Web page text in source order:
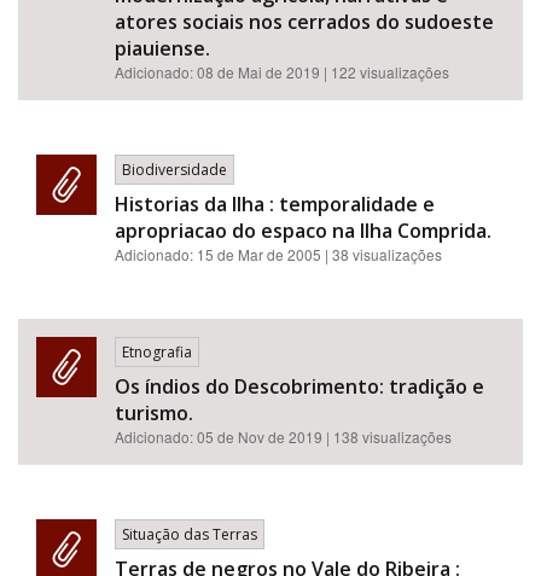
atores sociais nos cerrados do sudoeste
piauiense.
Adicionado:08 de Mai de 2019 | 122 visualizações
Biodiversidade
Historias da Ilha : temporalidade e
apropriacao do espaco na Ilha Comprida.
Adicionado: 15 de Mar de 2005 | 38 visualizações
Etnografia
Os índios do Descobrimento: tradição e
turismo.
Adicionado:05 de Nov de 2019 | 138 visualizações
Situação das Terras
Terras de negros no Vale do Ribeira :